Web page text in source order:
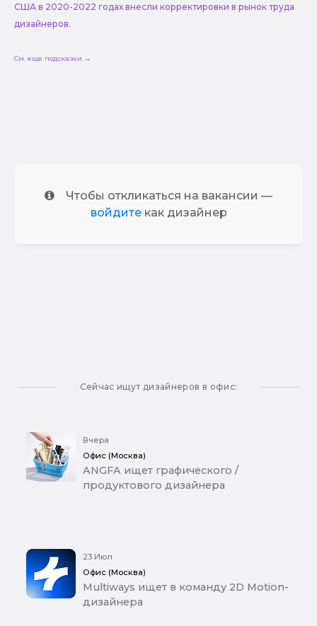
США в 2020-2022 годах внесли корректировки в рынок труда
дизайнеров.
См. еще подсказки →
Чтобы откликаться на вакансии —
войдитекак дизайнер
Сейчас ищут дизайнеров в офис:
Вчера
Офис (Москва)
ANGFA ищет графического /
продуктового дизайнера
23 Июл
Офис (Москва)
Multiways ищет в команду 2D Motion-
дизайнера